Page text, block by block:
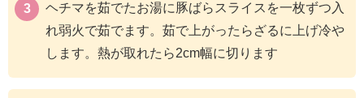
ヘチマを茹でたお湯に豚ばらスライスを一枚ずつ入
れ弱火で茹でます。茹で上がったらざるに上げ冷や
します。熱が取れたら2cm幅に切ります